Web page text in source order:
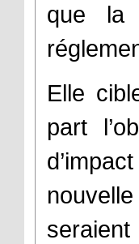
que la
Elle
part
seraient